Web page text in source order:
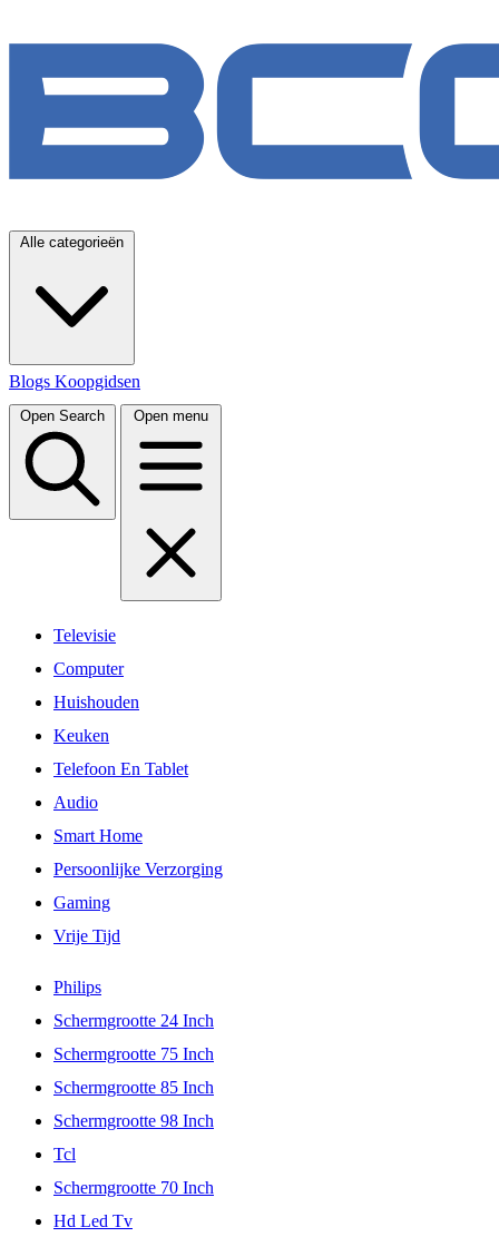
Alle categorieën
Blogs Koopgidsen
Open Search Open menu
Televisie
Computer
Huishouden
Keuken
Telefoon En Tablet
Audio
Smart Home
Persoonlijke Verzorging
Gaming
Vrije Tijd
Philips
Schermgrootte 24 Inch
Schermgrootte 75 Inch
Schermgrootte 85 Inch
Schermgrootte 98 Inch
Tcl
Schermgrootte 70 Inch
Hd Led Tv